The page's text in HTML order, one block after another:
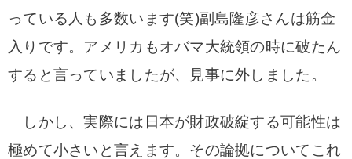
っている人も多数います(笑)副島隆彦さんは筋金
入りです。アメリカもオバマ大統領の時に破たん
すると言っていましたが、見事に外しました。
しかし、実際には日本が財政破綻する可能性は
極めて小さいと言えます。その論拠についてこれ